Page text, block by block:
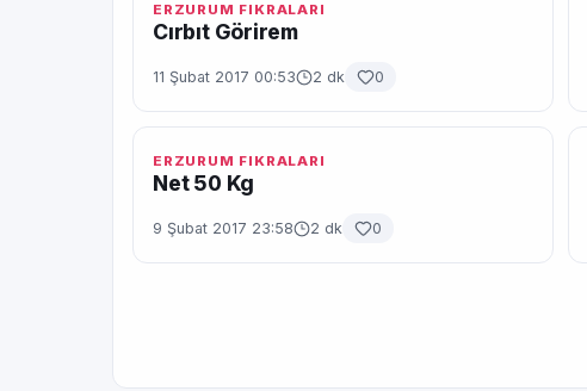
ERZURUM FIKRALARI
Cırbıt Görirem
11 Şubat 2017 00:53 2 dk 0
ERZURUM FIKRALARI
Net 50 Kg
9 Şubat 2017 23:58 2 dk 0